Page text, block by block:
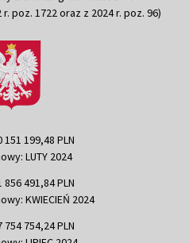
poz. 1722 oraz z 2024 r. poz. 96)
199,48 PLN
LUTY 2024
491,84 PLN
KWIECIEŃ 2024
754,24 PLN